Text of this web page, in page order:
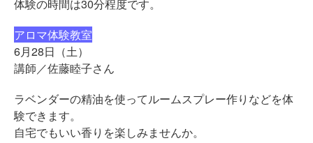
体験の時間は30分程度です。
アロマ体験教室
6月28日（土）
講師／佐藤睦子さん
ラベンダーの精油を使ってルームスプレー作りなどを体
験できます。
自宅でもいい香りを楽しみませんか。